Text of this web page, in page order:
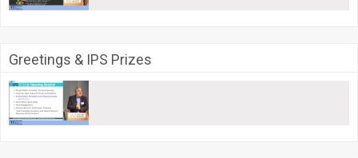
Greetings & IPS Prizes